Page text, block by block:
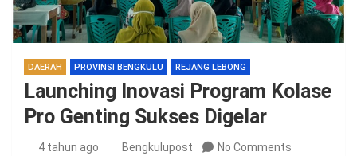
DAERAH PROVINSI BENGKULU REJANG LEBONG
Launching Inovasi Program Kolase
Pro Genting Sukses Digelar
4 tahun ago Bengkulupost No Comments